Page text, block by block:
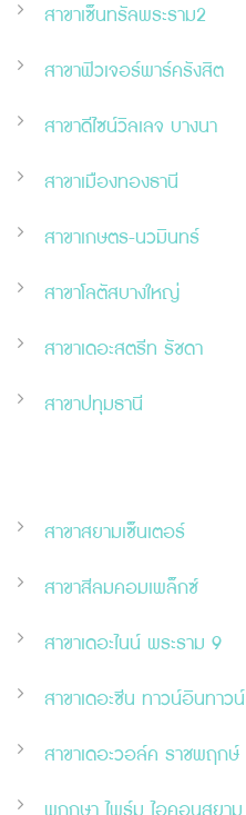
สาขาเซ็นทรัลพระราม2
สาขาฟิวเจอร์พาร์ครังสิต
สาขาดีไซน์วิลเลจ บางนา
สาขาเมืองทองธานี
สาขาเกษตร-นวมินทร์
สาขาโลตัสบางใหญ่
สาขาเดอะสตรีท รัชดา
สาขาปทุมธานี
สาขาสยามเซ็นเตอร์
สาขาสีลมคอมเพล็กซ์
สาขาเดอะไนน์ พระราม 9
สาขาเดอะซีน ทาวน์อินทาวน์
สาขาเดอะวอล์ค ราชพฤกษ์